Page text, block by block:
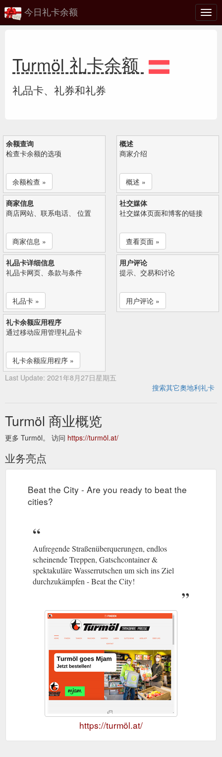
切
换
今日礼卡余额
Turmöl 礼卡余额
礼品卡、礼券和礼券
余额查询
检查卡余额的选项
余额检查 »
概述
商家介绍
概述 »
商家信息
商店网站、联系电话、 位置
商家信息 »
社交媒体
社交媒体页面和博客的链接
查看页面 »
礼品卡详细信息
礼品卡网页、条款与条件
礼品卡 »
用户评论
提示、交易和讨论
用户评论 »
礼卡余额应用程序
通过移动应用管理礼品卡
礼卡余额应用程序 »
Last Update: 2021年8月27日星期五
搜索其它奧地利礼卡
Turmöl 商业概览
更多 Turmöl。 访问 https://turmöl.at/
业务亮点
Beat the City - Are you ready to beat the
cities?
Aufregende Straßenüberquerungen, endlos
scheinende Treppen, Gatschcontainer &
spektakuläre Wasserrutschen um sich ins Ziel
durchzukämpfen - Beat the City!
https://turmöl.at/